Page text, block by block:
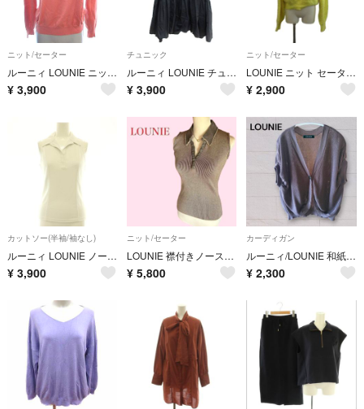
ニット/セーター
ルーニィ LOUNIE ニット セーター スヌード 長袖 F ピンク /AU
¥ 3,900
チュニック
ルーニィ LOUNIE チュニック 切替 三分袖 F 黒 ブラック /AU
¥ 3,900
ニット/セーター
LOUNIE ニット セーター F 黄色 イエロー ビジュー装飾 クルーネック
¥ 2,900
カットソー(半袖/袖なし)
ルーニィ LOUNIE ノースリーブカットソー スキッパーカラー ストレッチ 白
¥ 3,900
ニット/セーター
LOUNIE 襟付きノースリーブニット y2k Coquette ラメ
¥ 5,800
カーディガン
ルーニィ/LOUNIE 和紙カーディガン ボレロ チャコールグレー F
¥ 2,300